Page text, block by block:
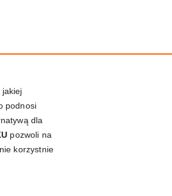
jakiej
podnosi
dla
pozwoli na
korzystnie